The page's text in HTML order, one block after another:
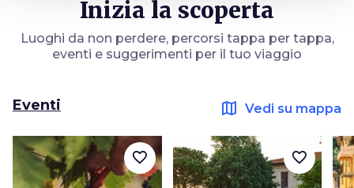
Inizia la scoperta
Luoghi da non perdere, percorsi tappa per tappa,
eventi e suggerimenti per il tuo viaggio
Eventi map Vedi su mappa
favorite_border favorite_border